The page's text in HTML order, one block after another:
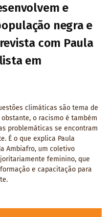
e
negra e
com Paula
em
climáticas são tema de
o racismo é também
problemáticas se encontram
É o que explica Paula
Ambiafro, um coletivo
feminino, que
e capacitação para